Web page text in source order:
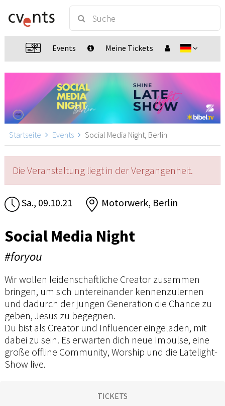
Events Meine Tickets
Startseite Events Social Media Night, Berlin
Die Veranstaltung liegt in der Vergangenheit.
Sa., 09.10.21 Motorwerk, Berlin
Social Media Night
#foryou
Wir wollen leidenschaftliche Creator zusammen
bringen, um sich untereinander kennenzulernen
und dadurch der jungen Generation die Chance zu
geben, Jesus zu begegnen.
Du bist als Creator und Influencer eingeladen, mit
dabei zu sein. Es erwarten dich neue Impulse, eine
große offline Community, Worship und die Latelight-
Show live.
TICKETS